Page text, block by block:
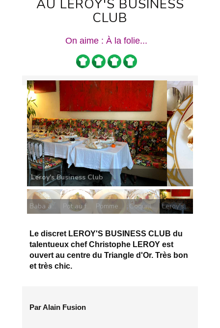
AU LEROY'S BUSINESS
CLUB
On aime : À la folie...
Coquilles Saint-Jacques à la coque
Leroy's Business Club
Coquilles Saint-Jacques à la coque
Pomme de terre confite crème de truffe
Pot au feu de volaille
Baba au rhum de Cyril Lignac
Le discret LEROY'S BUSINESS CLUB du
talentueux chef Christophe LEROY est
ouvert au centre du Triangle d'Or. Très bon
et très chic.
Par Alain Fusion